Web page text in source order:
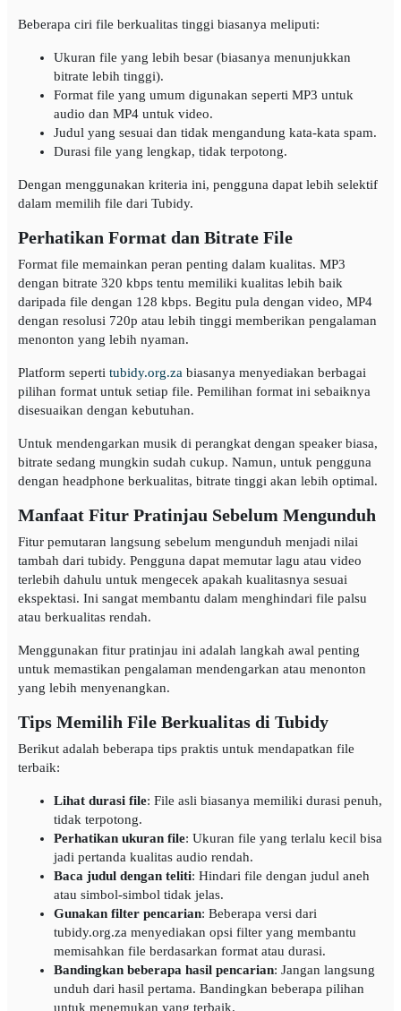
Beberapa ciri file berkualitas tinggi biasanya meliputi:
Ukuran file yang lebih besar (biasanya menunjukkan
bitrate lebih tinggi).
Format file yang umum digunakan seperti MP3 untuk
audio dan MP4 untuk video.
Judul yang sesuai dan tidak mengandung kata-kata spam.
Durasi file yang lengkap, tidak terpotong.
Dengan menggunakan kriteria ini, pengguna dapat lebih selektif
dalam memilih file dari Tubidy.
Perhatikan Format dan Bitrate File
Format file memainkan peran penting dalam kualitas. MP3
dengan bitrate 320 kbps tentu memiliki kualitas lebih baik
daripada file dengan 128 kbps. Begitu pula dengan video, MP4
dengan resolusi 720p atau lebih tinggi memberikan pengalaman
menonton yang lebih nyaman.
Platform seperti tubidy.org.za biasanya menyediakan berbagai
pilihan format untuk setiap file. Pemilihan format ini sebaiknya
disesuaikan dengan kebutuhan.
Untuk mendengarkan musik di perangkat dengan speaker biasa,
bitrate sedang mungkin sudah cukup. Namun, untuk pengguna
dengan headphone berkualitas, bitrate tinggi akan lebih optimal.
Manfaat Fitur Pratinjau Sebelum Mengunduh
Fitur pemutaran langsung sebelum mengunduh menjadi nilai
tambah dari tubidy. Pengguna dapat memutar lagu atau video
terlebih dahulu untuk mengecek apakah kualitasnya sesuai
ekspektasi. Ini sangat membantu dalam menghindari file palsu
atau berkualitas rendah.
Menggunakan fitur pratinjau ini adalah langkah awal penting
untuk memastikan pengalaman mendengarkan atau menonton
yang lebih menyenangkan.
Tips Memilih File Berkualitas di Tubidy
Berikut adalah beberapa tips praktis untuk mendapatkan file
terbaik:
Lihat durasi file: File asli biasanya memiliki durasi penuh,
tidak terpotong.
Perhatikan ukuran file: Ukuran file yang terlalu kecil bisa
jadi pertanda kualitas audio rendah.
Baca judul dengan teliti: Hindari file dengan judul aneh
atau simbol-simbol tidak jelas.
Gunakan filter pencarian: Beberapa versi dari
tubidy.org.za menyediakan opsi filter yang membantu
memisahkan file berdasarkan format atau durasi.
Bandingkan beberapa hasil pencarian: Jangan langsung
unduh dari hasil pertama. Bandingkan beberapa pilihan
untuk menemukan yang terbaik.